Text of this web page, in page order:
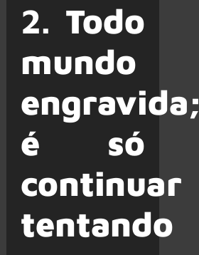
2. Todo
mundo
engravida;
é só
continuar
tentando